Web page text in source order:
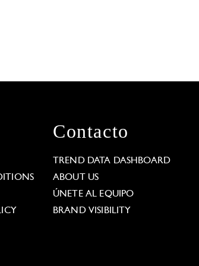
Contacto
TREND DATA DASHBOARD
ABOUT US
ÚNETE AL EQUIPO
BRAND VISIBILITY